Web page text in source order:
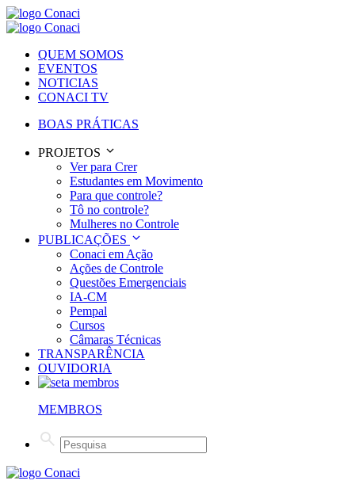
QUEM SOMOS
EVENTOS
NOTICIAS
CONACI TV
BOAS PRÁTICAS
PROJETOS
Ver para Crer
Estudantes em Movimento
Para que controle?
Tô no controle?
Mulheres no Controle
PUBLICAÇÕES
Conaci em Ação
Ações de Controle
Questões Emergenciais
IA-CM
Pempal
Cursos
Câmaras Técnicas
TRANSPARÊNCIA
OUVIDORIA
MEMBROS